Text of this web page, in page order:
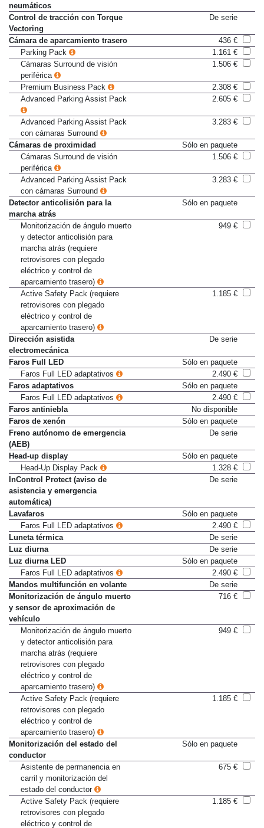
neumáticos
Control de tracción con Torque
Vectoring
De serie
Cámara de aparcamiento trasero
436 €
Parking Pack
1.161 €
Cámaras Surround de visión
periférica
1.506 €
Premium Business Pack
2.308 €
Advanced Parking Assist Pack
2.605 €
Advanced Parking Assist Pack
con cámaras Surround
3.283 €
Cámaras de proximidad
Sólo en paquete
Cámaras Surround de visión
periférica
1.506 €
Advanced Parking Assist Pack
con cámaras Surround
3.283 €
Detector anticolisión para la
marcha atrás
Sólo en paquete
Monitorización de ángulo muerto
y detector anticolisión para
marcha atrás (requiere
retrovisores con plegado
eléctrico y control de
aparcamiento trasero)
949 €
Active Safety Pack (requiere
retrovisores con plegado
eléctrico y control de
aparcamiento trasero)
1.185 €
Dirección asistida
electromecánica
De serie
Faros Full LED
Sólo en paquete
Faros Full LED adaptativos
2.490 €
Faros adaptativos
Sólo en paquete
Faros Full LED adaptativos
2.490 €
Faros antiniebla
No disponible
Faros de xenón
Sólo en paquete
Freno autónomo de emergencia
(AEB)
De serie
Head-up display
Sólo en paquete
Head-Up Display Pack
1.328 €
InControl Protect (aviso de
asistencia y emergencia
automática)
De serie
Lavafaros
Sólo en paquete
Faros Full LED adaptativos
2.490 €
Luneta térmica
De serie
Luz diurna
De serie
Luz diurna LED
Sólo en paquete
Faros Full LED adaptativos
2.490 €
Mandos multifunción en volante
De serie
Monitorización de ángulo muerto
y sensor de aproximación de
vehículo
716 €
Monitorización de ángulo muerto
y detector anticolisión para
marcha atrás (requiere
retrovisores con plegado
eléctrico y control de
aparcamiento trasero)
949 €
Active Safety Pack (requiere
retrovisores con plegado
eléctrico y control de
aparcamiento trasero)
1.185 €
Monitorización del estado del
conductor
Sólo en paquete
Asistente de permanencia en
carril y monitorización del
estado del conductor
675 €
Active Safety Pack (requiere
retrovisores con plegado
eléctrico y control de
1.185 €